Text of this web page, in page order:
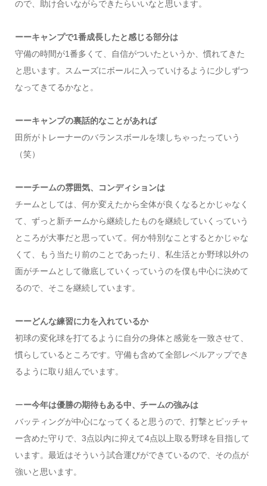
ので、助け合いながらできたらいいなと思います。
ーーキャンプで1番成長したと感じる部分は
守備の時間が1番多くて、自信がついたというか、慣れてきた
と思います。スムーズにボールに入っていけるように少しずつ
なってきてるかなと。
ーーキャンプの裏話的なことがあれば
田所がトレーナーのバランスボールを壊しちゃったっていう
（笑）
ーーチームの雰囲気、コンディションは
チームとしては、何か変えたから全体が良くなるとかじゃなく
て、ずっと新チームから継続したものを継続していくっていう
ところが大事だと思っていて。何か特別なことするとかじゃな
くて、もう当たり前のことであったり、私生活とか野球以外の
面がチームとして徹底していくっていうのを僕も中心に決めて
るので、そこを継続しています。
ーーどんな練習に力を入れているか
初球の変化球を打てるように自分の身体と感覚を一致させて、
慣らしているところです。守備も含めて全部レベルアップでき
るように取り組んでいます。
ーー今年は優勝の期待もある中、チームの強みは
バッティングが中心になってくると思うので、打撃とピッチャ
ー含めた守りで、3点以内に抑えて4点以上取る野球を目指して
います。最近はそういう試合運びができているので、その点が
強いと思います。